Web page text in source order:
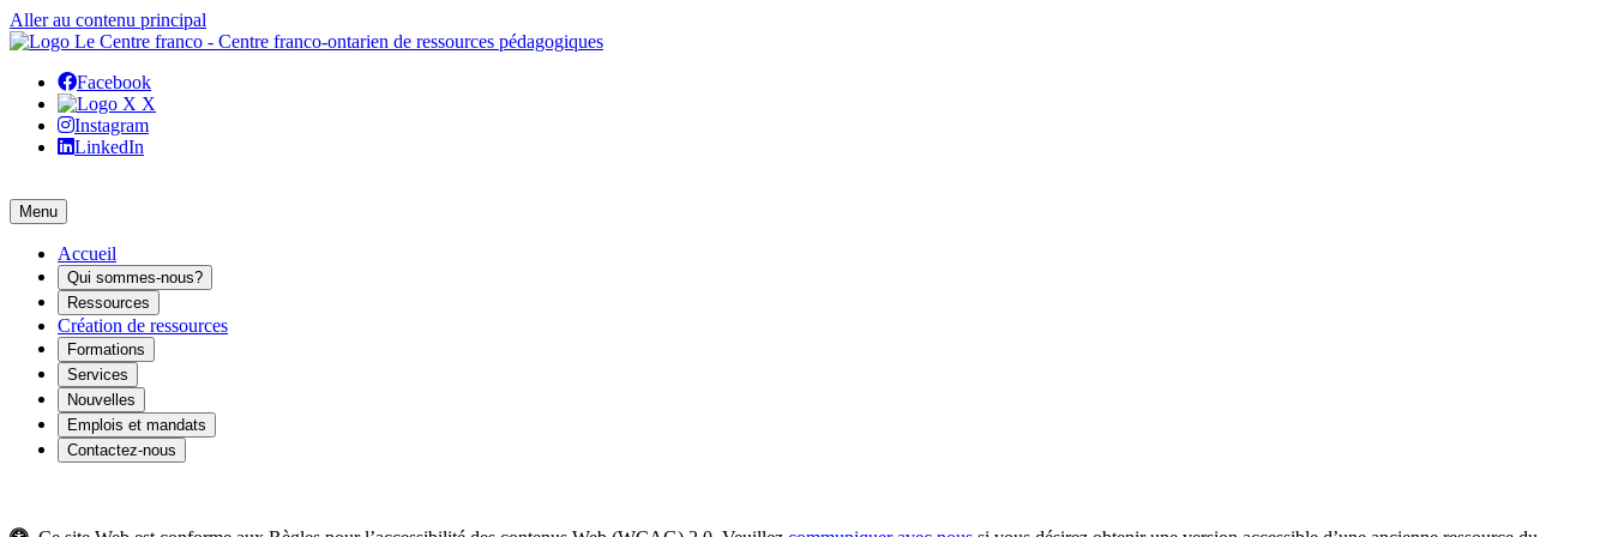
Aller au contenu principal
Facebook
X
Instagram
LinkedIn
Menu
Accueil
Qui sommes-nous?
Ressources
Création de ressources
Formations
Services
Nouvelles
Emplois et mandats
Contactez-nous